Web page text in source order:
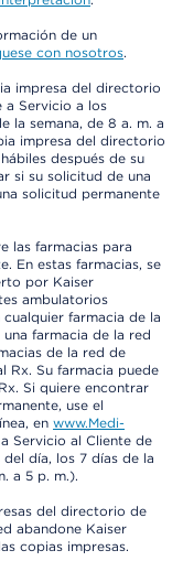
de un
con nosotros.
impresa del directorio
a Servicio a los
la semana, de 8 a. m. a
impresa del directorio
después de su
si su solicitud de una
solicitud permanente
las farmacias para
En estas farmacias, se
por Kaiser
ambulatorios
farmacia de la
farmacia de la red
de la red de
Rx. Su farmacia puede
Si quiere encontrar
use el
en www.Medi-
Servicio al Cliente de
día, los 7 días de la
a 5 p. m.).
del directorio de
abandone Kaiser
copias impresas.